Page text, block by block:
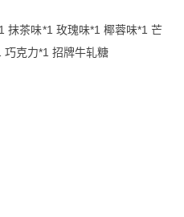
抹茶味*1 玫瑰味*1 椰蓉味*1 芒
巧克力*1 招牌牛轧糖